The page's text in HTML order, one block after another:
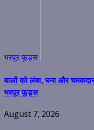
भरपूर फूड्स
बालों को लंबा, घना और
भरपूर फूड्स
August 7, 2026